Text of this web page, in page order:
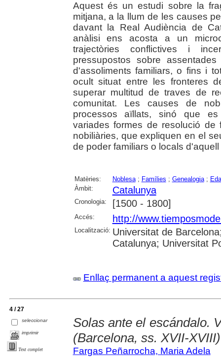
Aquest és un estudi sobre la
mitjana, a la llum de les causes
davant la Real Audiència de
anàlisi ens acosta a un
trajectòries conflictives i
pressupostos sobre
d'assoliments familiars, o fins i
ocult situat entre les fronteres
superar multitud de traves de
comunitat. Les causes de
processos aïllats, sinó que
variades formes de resolució
nobiliàries, que expliquen en el
de poder familiars o locals
Matèries: Noblesa; Famílies ; Genealogia;
Àmbit:
Catalunya
Cronologia: [1500 - 1800]
Accés: http://
Localització: Universitat de
Catalunya; Universitat
Enllaç permanent a aquest
4 / 27
seleccionar
imprimir
Text complet
Solas ante el escándalo.
(Barcelona, ss. XVII-XVIII)
Fargas Peñarrocha, Maria Adela